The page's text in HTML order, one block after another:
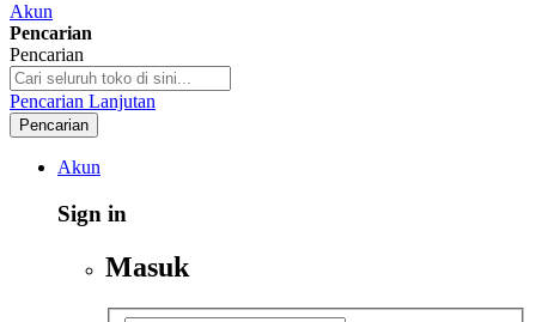
Akun
Pencarian
Pencarian
Pencarian Lanjutan
Pencarian
Akun
Sign in
Masuk